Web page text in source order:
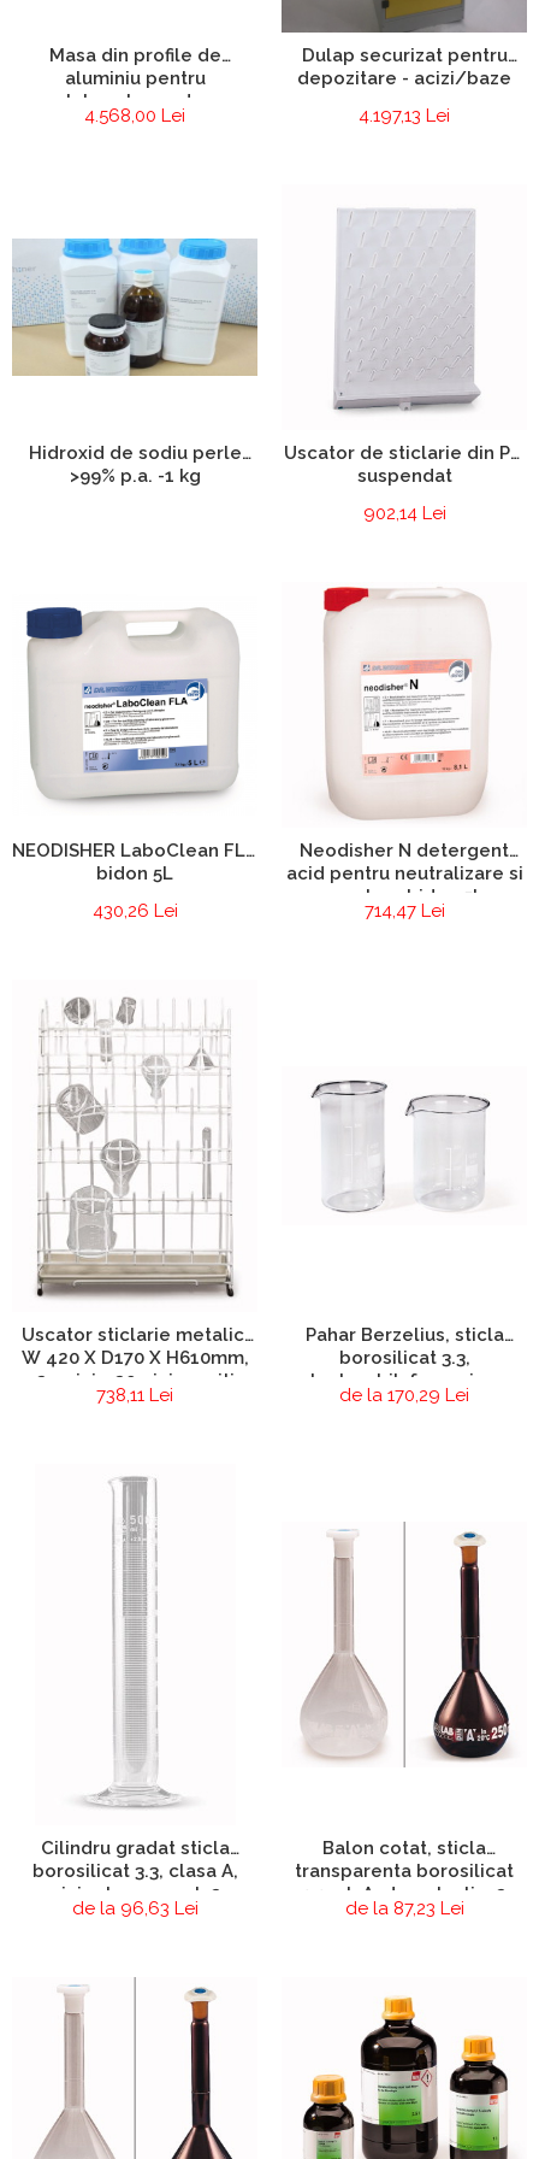
Masa din profile de
aluminiu pentru
laboratoare de
electronica si
4.568,00 Lei
Dulap securizat pentru
depozitare - acizi/baze
4.197,13 Lei
Hidroxid de sodiu perle
>99% p.a. -1 kg
Uscator de sticlarie din PP,
suspendat
902,14 Lei
NEODISHER LaboClean FLA
bidon 5L
430,26 Lei
Neodisher N detergent
acid pentru neutralizare si
curatare bidon 5L
714,47 Lei
Uscator sticlarie metalic,
W 420 X D170 X H610mm,
24 pini + 20 pini arcuiti
738,11 Lei
Pahar Berzelius, sticla
borosilicat 3.3,
autoclavabil, forma joasa,
cu cioc, gradat,10 buc/set
de la 170,29 Lei
Cilindru gradat sticla
borosilicat 3.3, clasa A,
picior hexagonal, 2
buc/set
de la 96,63 Lei
Balon cotat, sticla
transparenta borosilicat
3.3, cl. A, dop plastic, 2
buc/set
de la 87,23 Lei